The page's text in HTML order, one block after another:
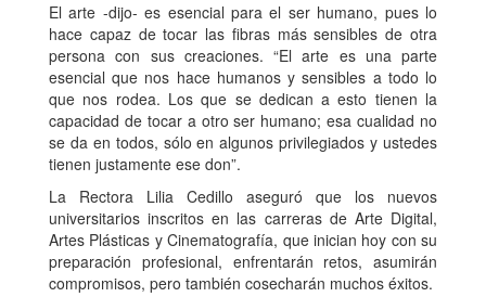
El arte -dijo- es esencial para el ser humano, pues lo
hace capaz de tocar las fibras más sensibles de otra
persona con sus creaciones. “El arte es una parte
esencial que nos hace humanos y sensibles a todo lo
que nos rodea. Los que se dedican a esto tienen la
capacidad de tocar a otro ser humano; esa cualidad no
se da en todos, sólo en algunos privilegiados y ustedes
tienen justamente ese don”.
La Rectora Lilia Cedillo aseguró que los nuevos
universitarios inscritos en las carreras de Arte Digital,
Artes Plásticas y Cinematografía, que inician hoy con su
preparación profesional, enfrentarán retos, asumirán
compromisos, pero también cosecharán muchos éxitos.